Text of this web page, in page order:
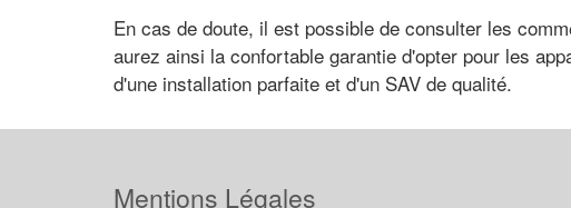
En cas de doute, il est possible de consulter les
aurez ainsi la confortable garantie d'opter pour les
d'une installation parfaite et d'un SAV de qualité.
Mentions Légales